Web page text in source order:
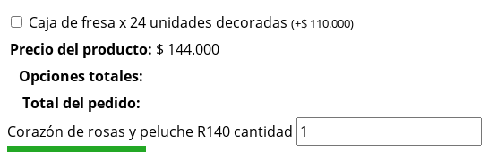
Caja de fresa x 24 unidades decoradas (+$ 110.000)
Precio del producto: $ 144.000
Opciones totales:
Total del pedido:
Corazón de rosas y peluche R140 cantidad